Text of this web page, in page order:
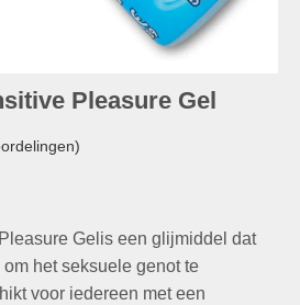
Pleasure Gel
Gelis een glijmiddel dat
het seksuele genot te
voor iedereen met een